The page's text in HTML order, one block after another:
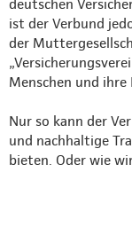
deutschen
ist der Verbund
der
Menschen und
Nur so kann der
und nachhaltige
bieten. Oder wie